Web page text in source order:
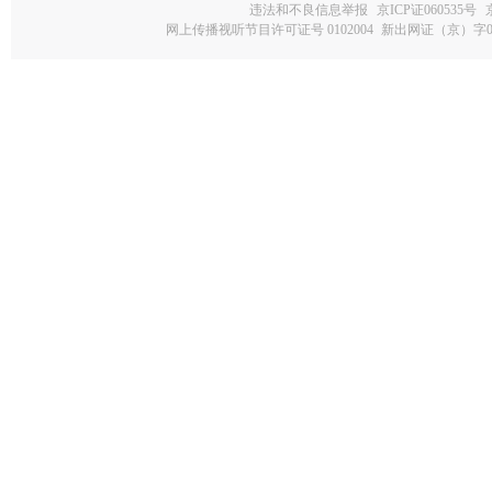
违法和不良信息举报
京ICP证060535号
网上传播视听节目许可证号 0102004 新出网证（京）